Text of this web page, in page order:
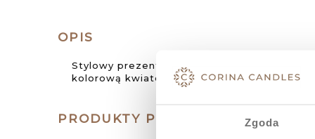
Zgoda
OPIS
Stylowy prezent dla kobiety w pudełku
kolorową kwiatową łąką. Doskonały wybór
PRODUKTY POWIĄZANE